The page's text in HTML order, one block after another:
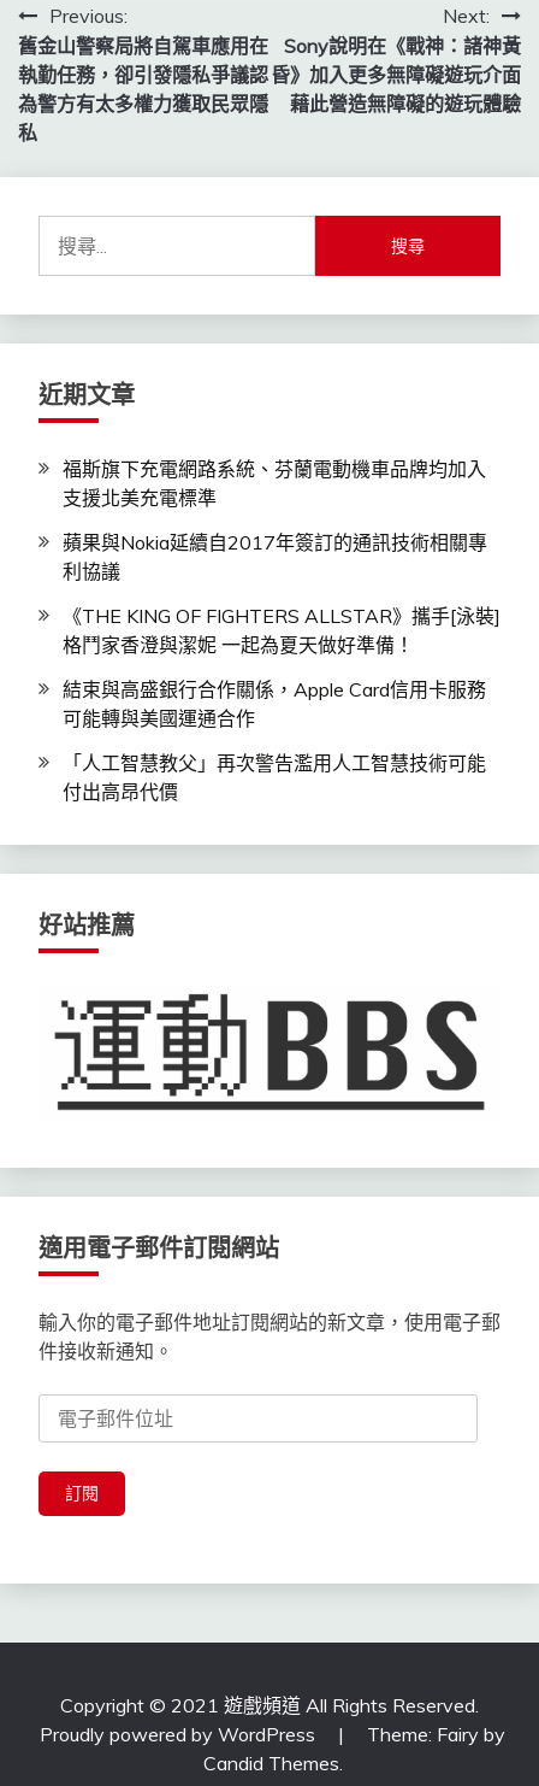
文
章
導
覽
Previous:
舊金山警察局將自駕車應用在
執勤任務，卻引發隱私爭議認
為警方有太多權力獲取民眾隱
私
Next:
Sony說明在《戰神：諸神黃
昏》加入更多無障礙遊玩介面
藉此營造無障礙的遊玩體驗
鍵
字:
近期文章
福斯旗下充電網路系統、芬蘭電動機車品牌均加入
支援北美充電標準
蘋果與Nokia延續自2017年簽訂的通訊技術相關專
利協議
《THE KING OF FIGHTERS ALLSTAR》攜手[泳裝]
格鬥家香澄與潔妮 一起為夏天做好準備！
結束與高盛銀行合作關係，Apple Card信用卡服務
可能轉與美國運通合作
「人工智慧教父」再次警告濫用人工智慧技術可能
付出高昂代價
好站推薦
適用電子郵件訂閱網站
輸入你的電子郵件地址訂閱網站的新文章，使用電子郵
件接收新通知。
子
郵
位
訂閱
Copyright © 2021 遊戲頻道 All Rights Reserved.
Proudly powered by WordPress
|
Theme: Fairy by
Candid Themes.